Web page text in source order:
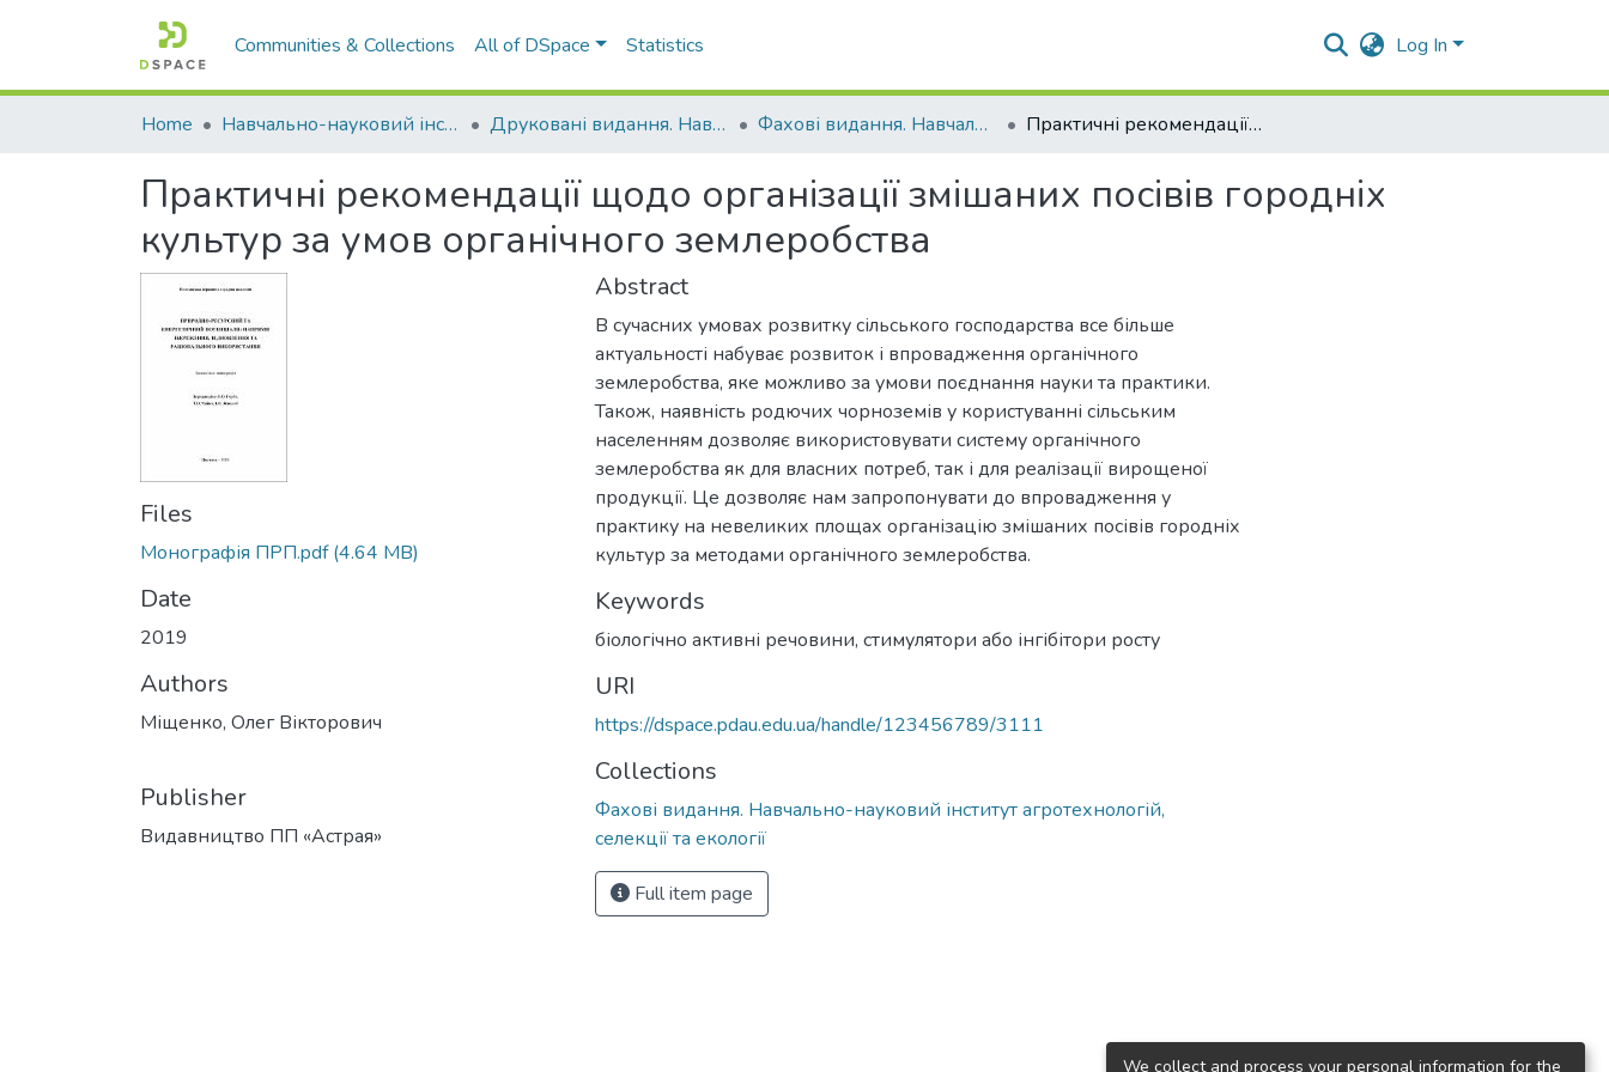
Communities & Collections All of DSpace Statistics Log In
Home Навчально-науковий інститут агротехнологій, селекції та екології Друковані видання. Навчально-науковий інститут агротехнологій, селекції та екології Фахові видання. Навчально-науковий інститут агротехнологій, селекції та екології Практичні рекомендації щодо організації змішаних посівів городніх культур за умов органічного землеробства
Практичні рекомендації щодо організації змішаних посівів городніх
культур за умов органічного землеробства
Files
Монографія ПРП.pdf(4.64 MB)
Date
2019
Authors
Міщенко, Олег Вікторович
Publisher
Видавництво ПП «Астрая»
Abstract
В сучасних умовах розвитку сільського господарства все більше
актуальності набуває розвиток і впровадження органічного
землеробства, яке можливо за умови поєднання науки та практики.
Також, наявність родючих чорноземів у користуванні сільським
населенням дозволяє використовувати систему органічного
землеробства як для власних потреб, так і для реалізації вирощеної
продукції. Це дозволяє нам запропонувати до впровадження у
практику на невеликих площах організацію змішаних посівів городніх
культур за методами органічного землеробства.
Keywords
біологічно активні речовини, стимулятори або інгібітори росту
URI
https://dspace.pdau.edu.ua/handle/123456789/3111
Collections
Фахові видання. Навчально-науковий інститут агротехнологій,
селекції та екології
Full item page
We collect and process your personal information for the